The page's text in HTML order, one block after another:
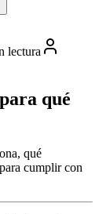
lectura
qué
qué
cumplir con